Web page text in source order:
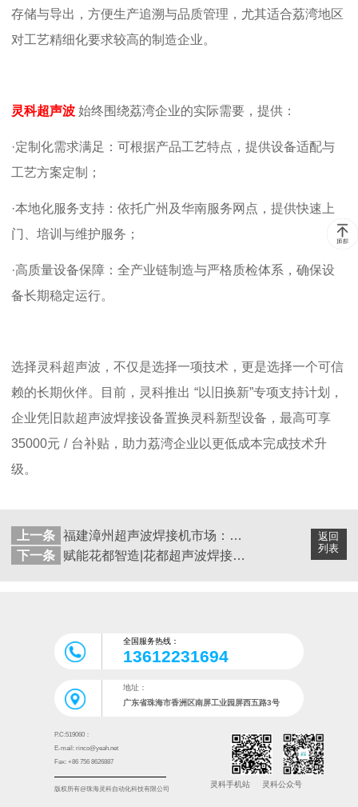
存储与导出，方便生产追溯与品质管理，尤其适合荔湾地区
对工艺精细化要求较高的制造企业。
灵科超声波 始终围绕荔湾企业的实际需要，提供：
·定制化需求满足：可根据产品工艺特点，提供设备适配与
工艺方案定制；
·本地化服务支持：依托广州及华南服务网点，提供快速上
门、培训与维护服务；
·高质量设备保障：全产业链制造与严格质检体系，确保设
备长期稳定运行。
选择灵科超声波，不仅是选择一项技术，更是选择一个可信
赖的长期伙伴。目前，灵科推出 “以旧换新”专项支持计划，
企业凭旧款超声波焊接设备置换灵科新型设备，最高可享
35000元 / 台补贴，助力荔湾企业以更低成本完成技术升
级。
返回
列表
上一条
福建漳州超声波焊接机市场：需求升级下的灵科之选
下一条
赋能花都智造|花都超声波焊接技术推动产业质量升级
全国服务热线：
13612231694
地址：
广东省珠海市香洲区南屏工业园屏西五路3号
P.C:519060：
E-mail: rinco@yeah.net
Fax: +86 756 8626887
版权所有@珠海灵科自动化科技有限公司
灵科手机站 灵科公众号